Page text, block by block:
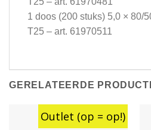
1 doos (200 stuks) 5,0 × 80/
T25 – art. 61970511
GERELATEERDE
Outlet (op = op!)